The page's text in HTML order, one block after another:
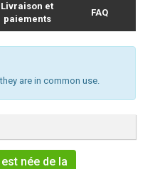
Livraison et
paiements
FAQ
are in common use.
née de la